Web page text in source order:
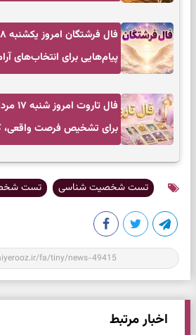
پیام‌هایی برای انتخاب‌های
برای تشخیص فرصت واقعی،
تست شخصیت شناسی تست
اخبار مرتبط